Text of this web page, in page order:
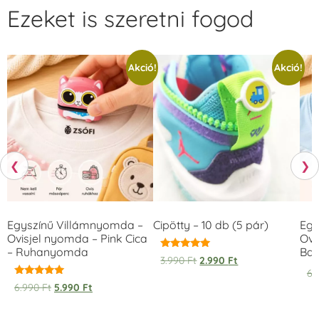
❮
Ezeket is szeretni fogod
Akció!
Egyszínű Villámnyomda –
Ovisjel nyomda – Pink Cica
– Ruhanyomda
Értékelés:
5.00
6.990Ft 5.990 Ft
Akció!
Cipötty – 10 db (5 pár)
Értékelés:
5.00
3.990Ft 2.990 Ft
❯